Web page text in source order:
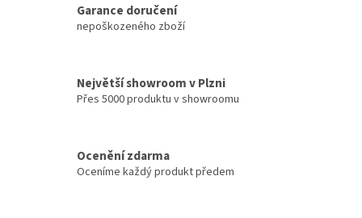
Garance doručení
nepoškozeného zboží
Největší showroom v Plzni
Přes 5000 produktu v showroomu
Ocenění zdarma
Oceníme každý produkt předem